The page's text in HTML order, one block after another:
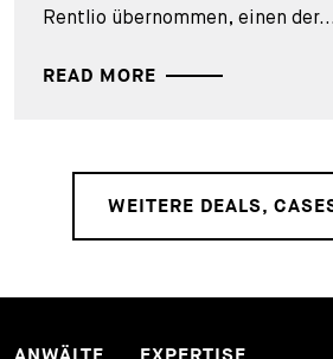
Rentlio übernommen, einen der...
READ MORE
WEITERE DEALS,